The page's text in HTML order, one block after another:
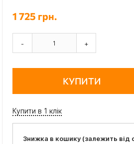
1 725 грн.
- +
КУПИТИ
Купити в 1 клік
Знижка в кошику (залежить від